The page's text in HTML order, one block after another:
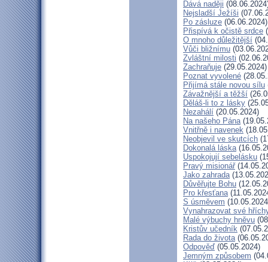
Dává naději
Nejsladší Ježíši
Po zásluze (06.06.2024)
Přispívá k očistě srdce
O mnoho důležitější
Vůči bližnímu
Zvláštní milosti
Zachraňuje (29.05.2024)
Poznat vyvolené
Přijímá stále novou sílu
Závažnější a těžší
Děláš-li to z lásky
Nezahálí (20.05.2024)
Na našeho Pána
Vnitřně i navenek
Neobjevil ve skutcích
Dokonalá láska
Uspokojují sebelásku
Pravý misionář
Jako zahrada
Důvěřujte Bohu
Pro křesťana
S úsměvem
Vynahrazovat své
Malé výbuchy hněvu
Kristův učedník
Rada do života
Odpověď (05.05.2024)
Jemným způsobem